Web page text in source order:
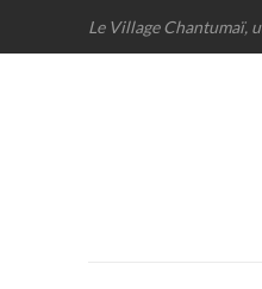
Le Village Chantumaï,